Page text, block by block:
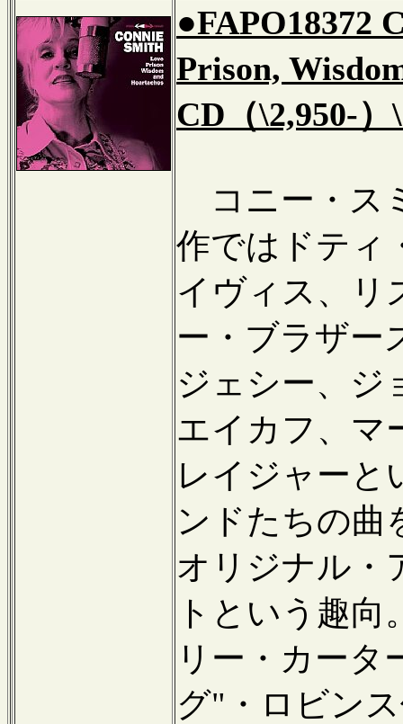
●FAPO18372
Prison,
CD（\2,950-）
コニー・ス
作ではドティ
イヴィス、リ
ー・ブラザー
ジェシー、ジ
エイカフ、マ
レイジャーと
ンドたちの曲
オリジナル・
トという趣
リー・カータ
グ"・ロビン